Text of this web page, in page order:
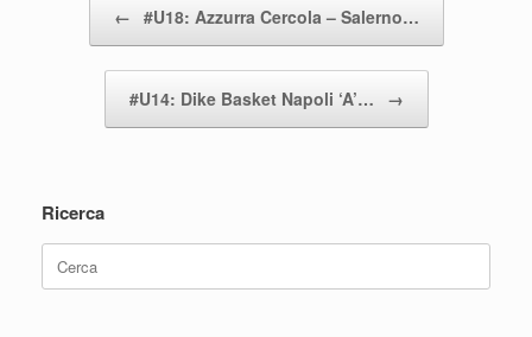
← #U18: Azzurra Cercola – Salerno…
#U14: Dike Basket Napoli ‘A’… →
Ricerca
Ricerca
per: